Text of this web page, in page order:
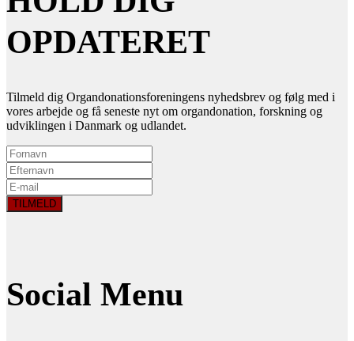
OPDATERET
Tilmeld dig Organdonationsforeningens nyhedsbrev og følg med i
vores arbejde og få seneste nyt om organdonation, forskning og
udviklingen i Danmark og udlandet.
Social Menu